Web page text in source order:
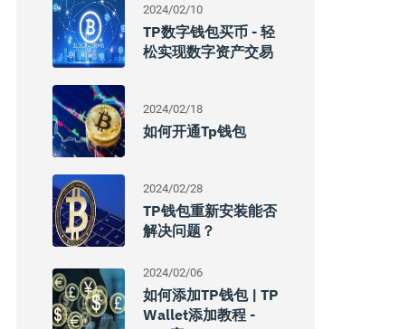
2024/02/10
TP数字钱包买币 - 轻
松实现数字资产交易
2024/02/18
如何开通tp钱包
2024/02/28
TP钱包重新安装能否
解决问题？
2024/02/06
如何添加TP钱包 | TP
Wallet添加教程 -